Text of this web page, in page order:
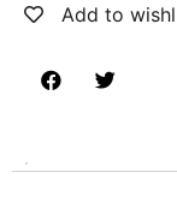
Add to